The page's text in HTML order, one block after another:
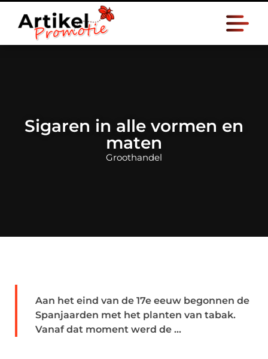
Sigaren in alle vormen en
maten
Groothandel
Aan het eind van de 17e eeuw begonnen de
Spanjaarden met het planten van tabak.
Vanaf dat moment werd de ...